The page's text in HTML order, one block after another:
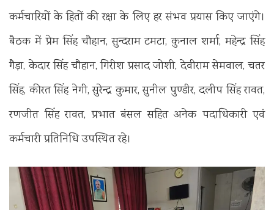
कर्मचारियों के हितों की रक्षा के लिए हर संभव प्रयास किए जाएंगे।
बैठक में प्रेम सिंह चौहान, सुन्दराम टमटा, कुनाल शर्मा, महेन्द्र सिंह
गैड़ा, केदार सिंह चौहान, गिरीश प्रसाद जोशी, देवीराम सेमवाल, चतर
सिंह, कीरत सिंह नेगी, सुरेन्द्र कुमार, सुनील पुण्डीर, दलीप सिंह रावत,
रणजीत सिंह रावत, प्रभात बंसल सहित अनेक पदाधिकारी एवं
कर्मचारी प्रतिनिधि उपस्थित रहे।